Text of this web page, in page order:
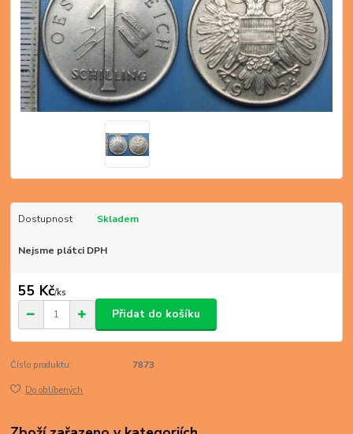
Dostupnost Skladem
Nejsme plátci DPH
55 Kč/ks
Přidat do košíku
Číslo produktu: 7873
Do oblíbených